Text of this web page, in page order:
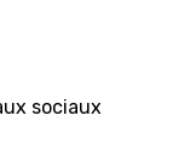
sociaux